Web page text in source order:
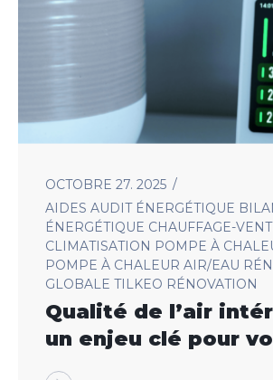
OCTOBRE 27. 2025
AIDES AUDIT ÉNERGÉTIQUE
ÉNERGÉTIQUE CHAUFFAGE-
CLIMATISATION POMPE À
POMPE À CHALEUR AIR/EAU
GLOBALE TILKEO RÉNOVATION
Qualité de l’air
un enjeu clé pour
rénovations à